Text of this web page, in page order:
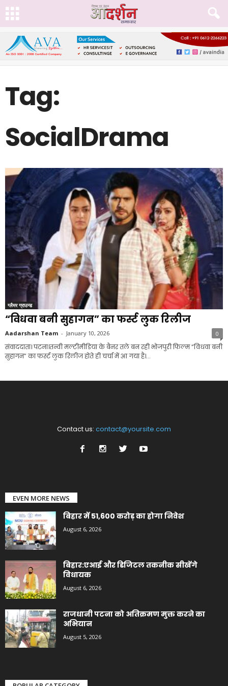
Tag:
SocialDrama
ग्लैमर ग्राउन्ड
“विधवा बनी सुहागन” का फर्स्ट लुक रिलीज
Aadarshan Team - January 10, 2026 0
संवाददाता। पटना।तन्वी मल्टीमीडिया के बैनर तले बन रही भोजपुरी फिल्म “विधवा बनी
सुहागन” का फर्स्ट लुक रिलीज होते ही चर्चा में आ गया है।...
Contact us: contact@yoursite.com
EVEN MORE NEWS
बिहार में 51,600 करोड़ का होगा निवेश
August 6, 2026
बिहार:एआई और डिजिटल तकनीक सीखेंगे
विधायक
August 6, 2026
राजधानी पटना को अतिक्रमण मुक्त करने का
अभियान
August 5, 2026